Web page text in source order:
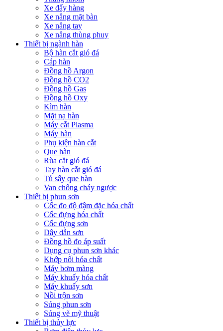
Xe đẩy hàng
Xe nâng mặt bàn
Xe nâng tay
Xe nâng thùng phuy
Thiết bị ngành hàn
Bộ hàn cắt gió đá
Cáp hàn
Đồng hồ Argon
Đồng hồ CO2
Đồng hồ Gas
Đồng hồ Oxy
Kìm hàn
Mặt nạ hàn
Máy cắt Plasma
Máy hàn
Phụ kiện hàn cắt
Que hàn
Rùa cắt gió đá
Tay hàn cắt gió đá
Tủ sấy que hàn
Van chống cháy ngược
Thiết bị phun sơn
Cốc đo độ đậm đặc hóa chất
Cốc đựng hóa chất
Cốc đựng sơn
Dây dẫn sơn
Đồng hồ đo áp suất
Dụng cụ phun sơn khác
Khớp nối hóa chất
Máy bơm màng
Máy khuấy hóa chất
Máy khuấy sơn
Nồi trộn sơn
Súng phun sơn
Súng vẽ mỹ thuật
Thiết bị thủy lực